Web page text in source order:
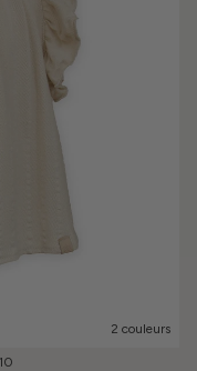
2 couleurs